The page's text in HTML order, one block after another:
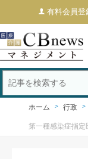
有料会員登
ホーム 行政
第一種感染症指